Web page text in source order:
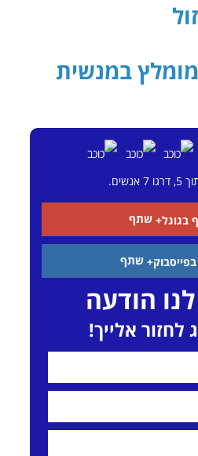
במנשית
5, דרגו 7 אנשים.
שתף
שתף
הודעה
לחזור אלייך!